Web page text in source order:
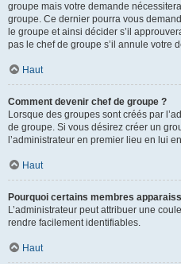
groupe mais votre demande
groupe. Ce dernier pourra vous
le groupe et ainsi décider s’il
pas le chef de groupe s’il annule votre
Haut
Comment devenir chef de groupe ?
Lorsque des groupes sont créés par
de groupe. Si vous désirez créer un
l’administrateur en premier lieu en lui
Haut
Pourquoi certains membres
L’administrateur peut attribuer une
rendre facilement identifiables.
Haut